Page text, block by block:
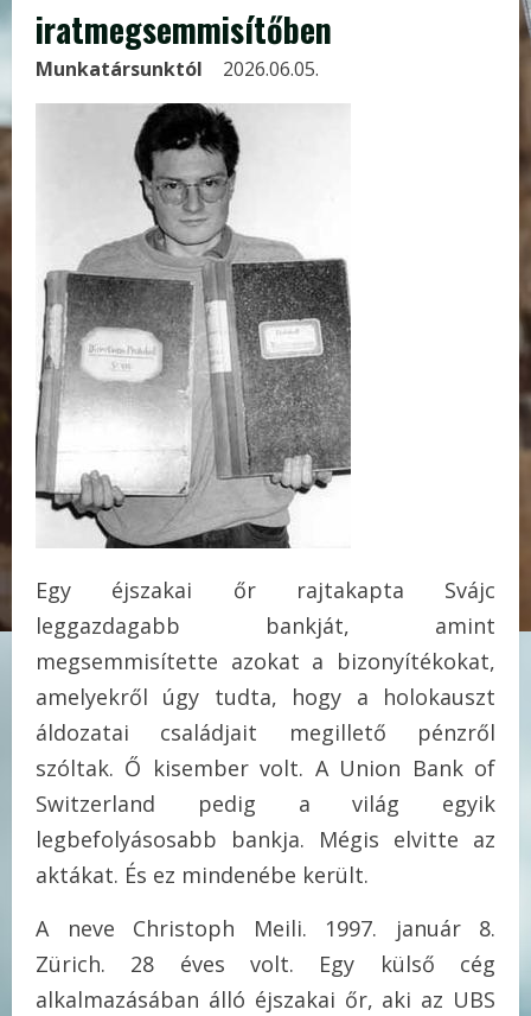
iratmegsemmisítőben
Munkatársunktól 2026.06.05.
Egy éjszakai őr rajtakapta Svájc
leggazdagabb bankját, amint
megsemmisítette azokat a bizonyítékokat,
amelyekről úgy tudta, hogy a holokauszt
áldozatai családjait megillető pénzről
szóltak. Ő kisember volt. A Union Bank of
Switzerland pedig a világ egyik
legbefolyásosabb bankja. Mégis elvitte az
aktákat. És ez mindenébe került.
A neve Christoph Meili. 1997. január 8.
Zürich. 28 éves volt. Egy külső cég
alkalmazásában álló éjszakai őr, aki az UBS